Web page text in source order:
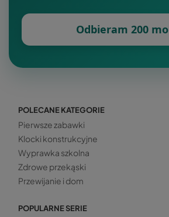
Odbieram 200
POLECANE KATEGORIE
Pierwsze zabawki
Klocki konstrukcyjne
Wyprawka szkolna
Zdrowe przekąski
Przewijanie i dom
POPULARNE SERIE